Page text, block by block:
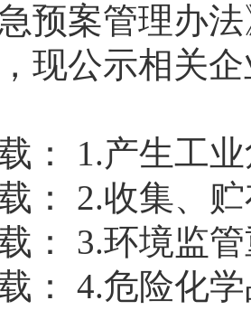
预案管理办
现公示相关
： 1.产生工
： 2.收集、
： 3.环境监
： 4.危险化